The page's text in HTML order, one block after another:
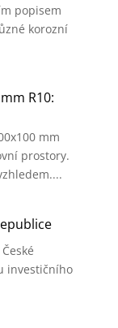
popisem
korozní
R10:
mm
prostory.
investičního